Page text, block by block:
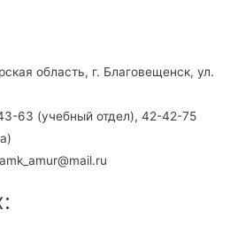
область, г. Благовещенск, ул.
63 (учебный отдел), 42-42-75